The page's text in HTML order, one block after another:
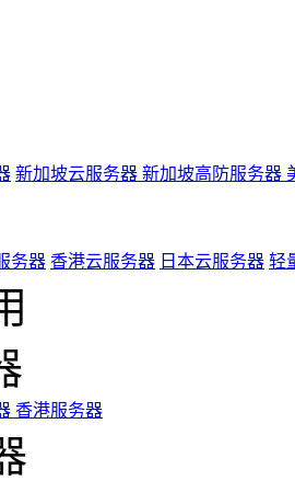
新加坡云服务器 新加坡高防服务器
务器 香港云服务器 日本云服务器 轻
香港服务器